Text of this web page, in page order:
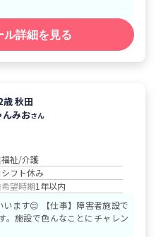
ル詳細を見る
歳 秋田
んみおさん
福祉/介護
シフト休み
望時期1年以内
障害者施設で
。施設で色んなことにチャレン